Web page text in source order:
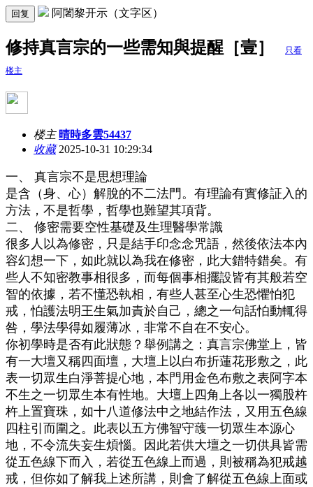
回复 阿闍黎开示（文字区）
修持真言宗的一些需知與提醒［壹］ 只看
楼主
楼主 晴時多雲54437
收藏2025-10-31 10:29:34
一、 真言宗不是思想理論
是含（身、心）解脫的不二法門。有理論有實修証入的
方法，不是哲學，哲學也難望其項背。
二、 修密需要空性基礎及生理醫學常識
很多人以為修密，只是結手印念念咒語，然後依法本內
容幻想一下，如此就以為我在修密，此大錯特錯矣。有
些人不知密教事相很多，而每個事相擺設皆有其般若空
智的依據，若不懂恐執相，有些人甚至心生恐懼怕犯
戒，怕護法明王生氣加責於自己，總之一句話怕動輒得
咎，學法學得如履薄冰，非常不自在不安心。
你初學時是否有此狀態？舉例講之：真言宗佛堂上，皆
有一大壇又稱四面壇，大壇上以白布折蓮花形敷之，此
表一切眾生白淨菩提心地，本門用金色布敷之表阿字本
不生之一切眾生本有性地。大壇上四角上各以一獨股杵
杵上置寶珠，如十八道修法中之地結作法，又用五色線
四柱引而圍之。此表以五方佛智守䕶一切眾生本源心
地，不令流失妄生煩惱。因此若供大壇之一切供具皆需
從五色線下而入，若從五色線上而過，則被稱為犯戒越
戒，但你如了解我上述所講，則會了解從五色線上面或